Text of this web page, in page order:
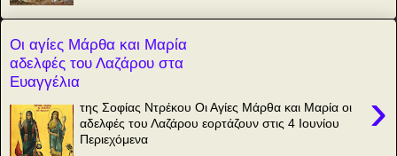
Οι αγίες Μάρθα και Μαρία
αδελφές του Λαζάρου στα
Ευαγγέλια
›
της Σοφίας Ντρέκου Οι Αγίες Μάρθα και Μαρία οι
αδελφές του Λαζάρου εορτάζουν στις 4 Ιουνίου
Περιεχόμενα